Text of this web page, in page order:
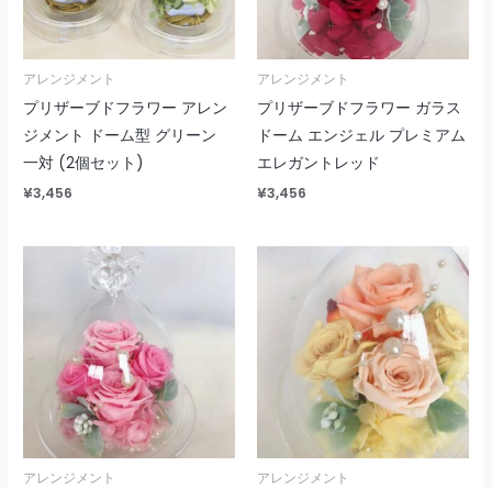
アレンジメント
プリザーブドフラワー アレン
ジメント ドーム型 グリーン
一対 (2個セット)
¥3,456
アレンジメント
プリザーブドフラワー ガラス
ドーム エンジェル プレミアム
エレガントレッド
¥3,456
アレンジメント アレンジメント